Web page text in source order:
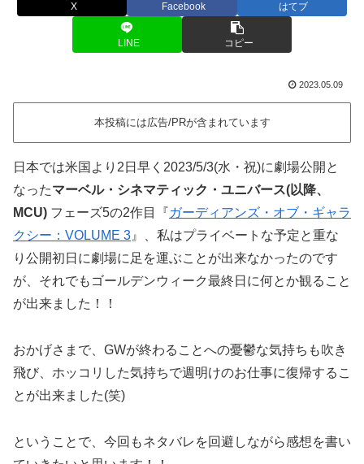
X Facebook はてブ
LINE コピー
2023.05.09
本投稿には広告/PRが含まれています
日本では米国より2日早く2023/5/3(水・祝)に劇場公開と
なったマーベル・シネマティック・ユニバース(以降、
MCU) フェーズ5の2作目『ガーディアンズ・オブ・ギャラ
クシー：VOLUME 3 』、私はプライベートな予定と重な
り公開初日に劇場に足を運ぶことが出来なかったのです
が、それでもゴールデンウィーク最終日に何とか観ること
が出来ました！！
おかげさまで、GWが終わることへの憂鬱な気持ちも吹き
飛び、ホッコリした気持ちで週明けのお仕事に復帰するこ
とが出来ました(笑)
ということで、今回もネタバレを回避しながら感想を書い